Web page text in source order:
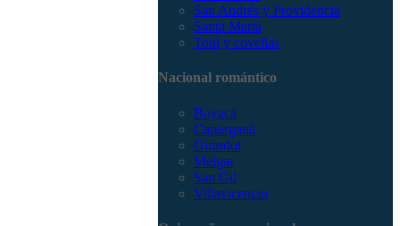
San Andrés y Providencia
Santa Marta
Tolú y coveñas
Nacional romántico
Boyacá
Capurganá
Girardot
Melgar
San Gil
Villavicencio